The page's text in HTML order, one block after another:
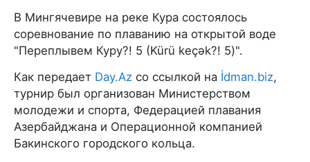
В Мингячевире на реке Кура состоялось
соревнование по плаванию на открытой воде
"Переплывем Куру?! 5 (Kürü keçək?! 5)".
Как передает Day.Az со ссылкой на İdman.biz,
турнир был организован Министерством
молодежи и спорта, Федерацией плавания
Азербайджана и Операционной компанией
Бакинского городского кольца.